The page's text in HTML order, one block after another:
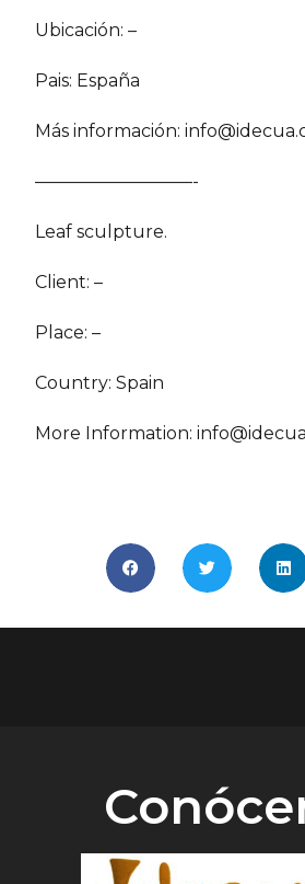
Ubicación: –
Pais: España
Más información:
—————————-
Leaf sculpture.
Client: –
Place: –
Country: Spain
More Information: